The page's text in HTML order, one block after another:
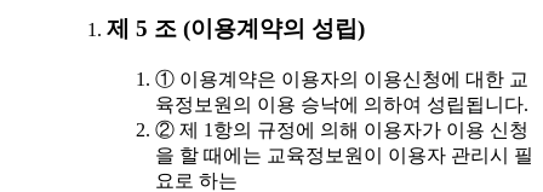
제 5 조 (이용계약의 성립)
① 이용계약은 이용자의 이용신청에 대한 교
육정보원의 이용 승낙에 의하여 성립됩니다.
② 제 1항의 규정에 의해 이용자가 이용 신청
을 할 때에는 교육정보원이 이용자 관리시 필
요로 하는